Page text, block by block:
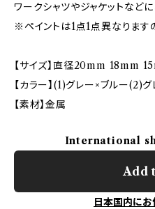
ワークシャツやジャケットなど
※ペイントは1点1点異なります
【サイズ】直径20mm 18mm
【カラー】(1)グレー×ブルー(2)
【素材】金属
International
Add
日本国内に